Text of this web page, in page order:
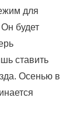
для
будет
ставить
Осенью в